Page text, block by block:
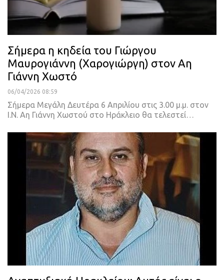
Σήμερα η κηδεία του Γιώργου
Μαυρογιάννη (Χαρογιώργη) στον Αη
Γιάννη Χωστό
06/04/2026 08:59
Σήμερα Μεγάλη Δευτέρα 6 Απριλίου στις 3.00 μ.μ. στον
Ι.Ν. Αη Γιάννη Χωστού στο Ηράκλειο θα τελεστεί…